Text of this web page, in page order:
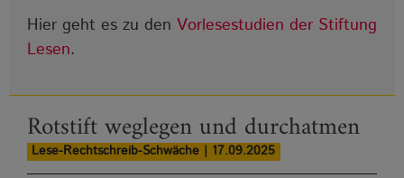
Hier geht es zu den Vorlesestudien der Stiftung
Lesen.
Rotstift weglegen und durchatmen
Lese-Rechtschreib-Schwäche | 17.09.2025